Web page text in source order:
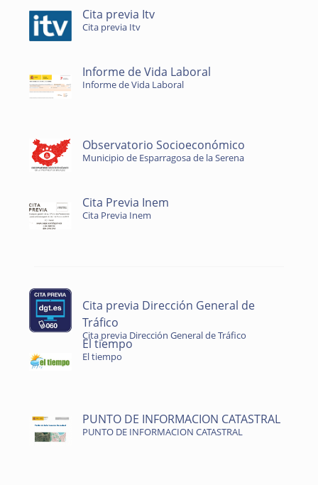
Cita previa Itv
Cita previa Itv
Informe de Vida Laboral
Informe de Vida Laboral
Observatorio Socioeconómico
Municipio de Esparragosa de la Serena
Cita Previa Inem
Cita Previa Inem
Cita previa Dirección General de
Tráfico
Cita previa Dirección General de Tráfico
El tiempo
El tiempo
PUNTO DE INFORMACION CATASTRAL
PUNTO DE INFORMACION CATASTRAL